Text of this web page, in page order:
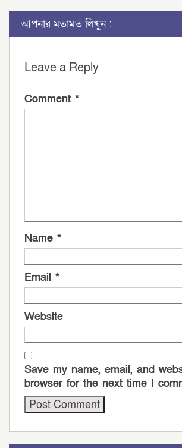
আপনার মতামত লিখুন :
Leave a Reply
Comment *
Name *
Email *
Website
Save my name, email, and
browser for the next time I